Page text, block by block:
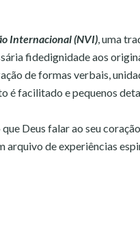
Internacional (NVI), uma
fidedignidade aos
de formas verbais,
é facilitado e pequenos
Deus falar ao seu
arquivo de experiências